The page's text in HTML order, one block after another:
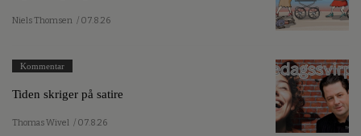
Niels Thomsen / 07.8.26
Kommentar
Tiden skriger på satire
Thomas Wivel / 07.8.26